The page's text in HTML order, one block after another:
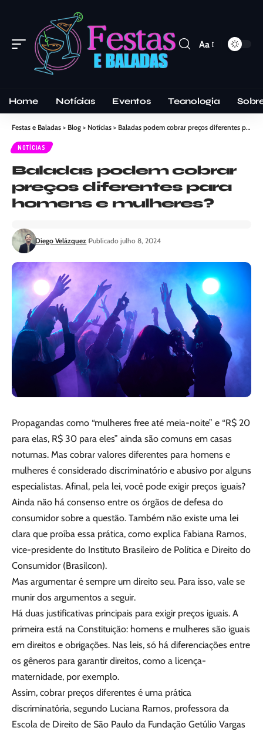
Aa
Home Notícias Eventos Tecnologia
Festas e Baladas > Blog > Notícias > Baladas podem cobrar preços diferentes para homens e mulheres?
NOTÍCIAS
Baladas podem cobrar
preços diferentes para
homens e mulheres?
Diego Velázquez Publicado julho 8, 2024
Propagandas como “mulheres free até meia-noite” e “R$ 20
para elas, R$ 30 para eles” ainda são comuns em casas
noturnas. Mas cobrar valores diferentes para homens e
mulheres é considerado discriminatório e abusivo por alguns
especialistas. Afinal, pela lei, você pode exigir preços iguais?
Ainda não há consenso entre os órgãos de defesa do
consumidor sobre a questão. Também não existe uma lei
clara que proíba essa prática, como explica Fabiana Ramos,
vice-presidente do Instituto Brasileiro de Política e Direito do
Consumidor (Brasilcon).
Mas argumentar é sempre um direito seu. Para isso, vale se
munir dos argumentos a seguir.
Há duas justificativas principais para exigir preços iguais. A
primeira está na Constituição: homens e mulheres são iguais
em direitos e obrigações. Nas leis, só há diferenciações entre
os gêneros para garantir direitos, como a licença-
maternidade, por exemplo.
Assim, cobrar preços diferentes é uma prática
discriminatória, segundo Luciana Ramos, professora da
Escola de Direito de São Paulo da Fundação Getúlio Vargas